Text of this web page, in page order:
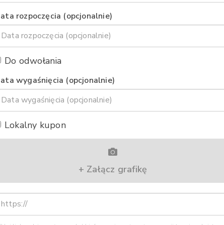
rozpoczęcia (opcjonalnie)
Do odwołania
wygaśnięcia (opcjonalnie)
Lokalny kupon
+ Załącz grafikę